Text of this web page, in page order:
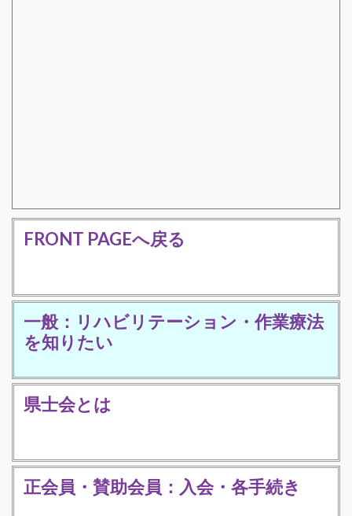
FRONT PAGEへ戻る
一般：リハビリテーション・作業療法
を知りたい
県士会とは
正会員・賛助会員：入会・各手続き